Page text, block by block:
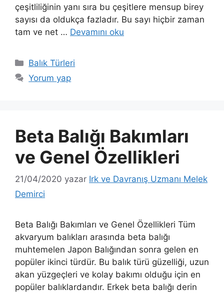
çeşitliliğinin yanı sıra bu çeşitlere mensup birey
sayısı da oldukça fazladır. Bu sayı hiçbir zaman
tam ve net … Devamını oku
Kategoriler
Balık Türleri
Yorum yap
Beta Balığı Bakımları
ve Genel Özellikleri
21/04/2020 yazar Irk ve Davranış Uzmanı Melek
Demirci
Beta Balığı Bakımları ve Genel Özellikleri Tüm
akvaryum balıkları arasında beta balığı
muhtemelen Japon Balığından sonra gelen en
popüler ikinci türdür. Bu balık türü güzelliği, uzun
akan yüzgeçleri ve kolay bakımı olduğu için en
popüler balıklardandır. Erkek beta balığı derin